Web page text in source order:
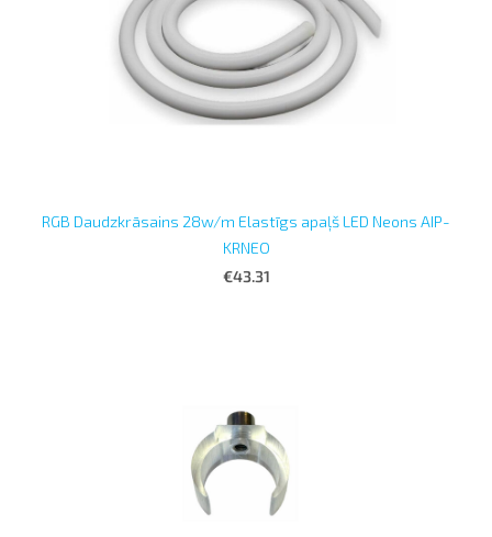
RGB Daudzkrāsains 28w/m Elastīgs apaļš LED Neons AIP-
KRNEO
€43.31